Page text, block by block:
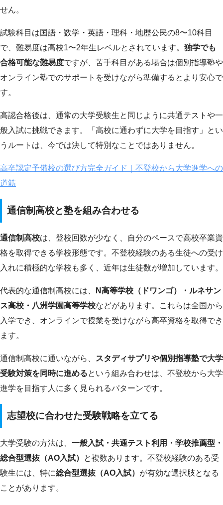
せん。
試験科目は国語・数学・英語・理科・地歴公民の8〜10科目
で、難易度は高校1〜2年生レベルとされています。 独学でも
合格可能な難易度ですが、苦手科目がある場合は個別指導塾や
オンライン塾でのサポートを受けながら準備するとより安心で
す。
高認合格後は、通常の大学受験生と同じように共通テストや一
般入試に挑戦できます。「高校に通わずに大学を目指す」とい
うルートは、今では決して特別なことではありません。
高卒認定予備校の選び方完全ガイド｜不登校から大学進学への
道筋
通信制高校と塾を組み合わせる
通信制高校は、登校回数が少なく、自分のペースで高校卒業資
格を取得できる学校形態です。不登校経験のある生徒への受け
入れに積極的な学校も多く、近年は生徒数が増加しています。
代表的な通信制高校には、
N高等学校（ドワンゴ）・ルネサン
ス高校・八洲学園高等学校などがあります。これらは全国から
入学でき、オンラインで授業を受けながら高卒資格を取得でき
ます。
通信制高校に通いながら、
スタディサプリや個別指導塾で大学
受験対策を同時に進めるという組み合わせは、不登校から大学
進学を目指す人に多く見られるパターンです。
志望校に合わせた受験戦略を立てる
大学受験の方法は、 一般入試・共通テスト利用・学校推薦型・
総合型選抜（AO入試）
と複数あります。不登校経験のある受
験生には、特に総合型選抜（AO入試） が有効な選択肢となる
ことがあります。